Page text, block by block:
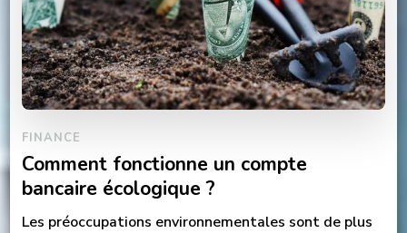
FINANCE
Comment fonctionne un compte
bancaire écologique ?
Les préoccupations environnementales sont de plus